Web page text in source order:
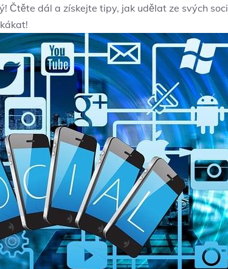
Čtěte dál ⁢a‌ získejte tipy, ‍jak udělat ze svých